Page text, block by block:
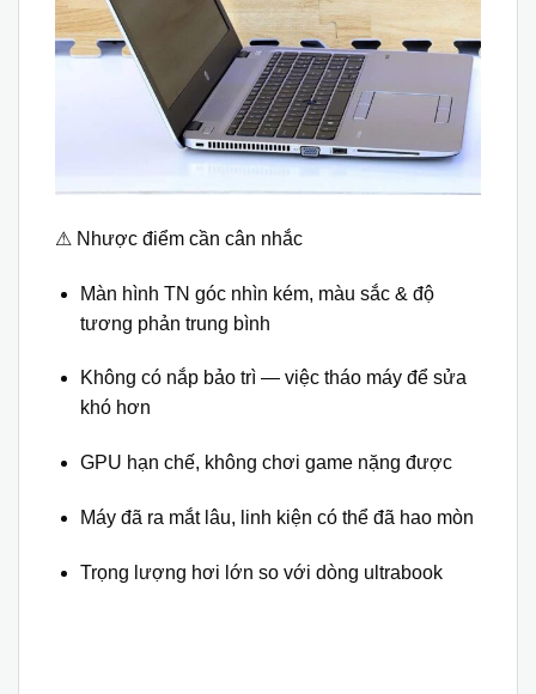
⚠ Nhược điểm cần cân nhắc
Màn hình TN góc nhìn kém, màu sắc & độ
tương phản trung bình
Không có nắp bảo trì — việc tháo máy để sửa
khó hơn
GPU hạn chế, không chơi game nặng được
Máy đã ra mắt lâu, linh kiện có thể đã hao mòn
Trọng lượng hơi lớn so với dòng ultrabook